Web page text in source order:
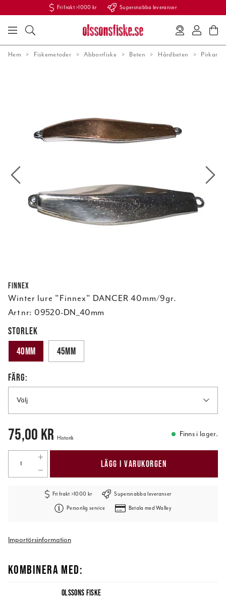
Fri frakt >1000 kr Supersnabba leveranser
Hem Fiskemetoder Abborrfiske Beten Hårdbeten Pirkar
Finnex
Winter lure "Finnex" DANCER 40mm/9gr.
Art nr: 09520-DN_40mm
STORLEK
40mm
45mm
FÄRG:
Välj
Pris: 75,00 kr
75,00 kr Historik Finns i lager.
LÄGG I VARUKORGEN
Fri frakt >1000 kr Supersnabba leveranser
Personlig service Betala med Walley
Importörsinformation
KOMBINERA MED:
OLSSONS FISKE